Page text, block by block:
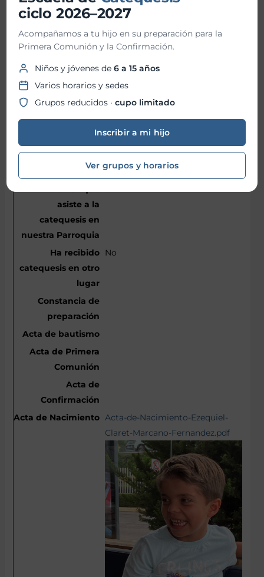
Fernández
15/08/2017
Segundo
7
Martes
No
Acta-de-Nacimiento-Ezequiel-
Claret-Marcano-Fernandez.pdf
ciclo 2026–2027
Acompañamos a tu hijo en su preparación para la
Primera Comunión y la Confirmación.
Niños y jóvenes de6 a 15 años
Varios horarios y sedes
Grupos reducidos ·cupo limitado
Inscribir a mi hijo
Ver grupos y horarios